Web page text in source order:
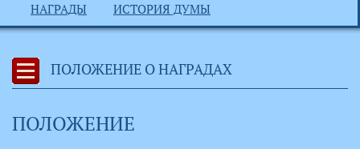
НАГРАДЫ ИСТОРИЯ ДУМЫ
ПОЛОЖЕНИЕ О НАГРАДАХ
ПОЛОЖЕНИЕ